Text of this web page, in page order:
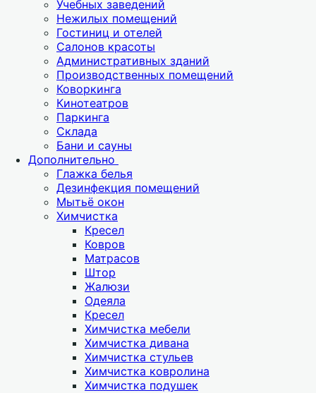
Учебных заведений
Нежилых помещений
Гостиниц и отелей
Салонов красоты
Административных зданий
Производственных помещений
Коворкинга
Кинотеатров
Паркинга
Склада
Бани и сауны
Дополнительно
Глажка белья
Дезинфекция помещений
Мытьё окон
Химчистка
Кресел
Ковров
Матрасов
Штор
Жалюзи
Одеяла
Кресел
Химчистка мебели
Химчистка дивана
Химчистка стульев
Химчистка ковролина
Химчистка подушек